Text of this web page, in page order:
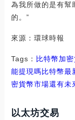
為我所做的是有幫
的。”
來源：環球時報
Tags： 比特幣加
能提現嗎比特幣最
密貨幣市場還有未
以太坊交易